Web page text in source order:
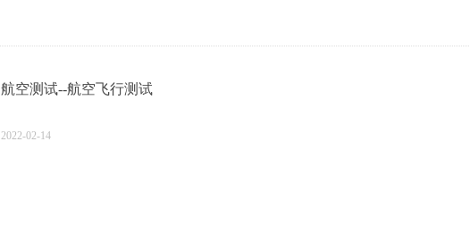
航空测试--航空飞行测试
2022-02-14